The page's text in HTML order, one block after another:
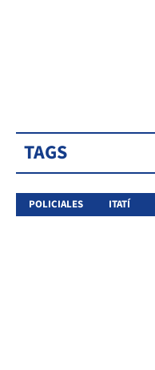
TAGS
POLICIALES ITATÍ